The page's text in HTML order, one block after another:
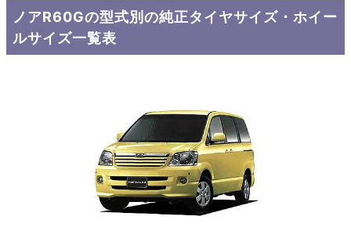
ノアR60Gの型式別の純正タイヤサイズ・ホイー
ルサイズ一覧表